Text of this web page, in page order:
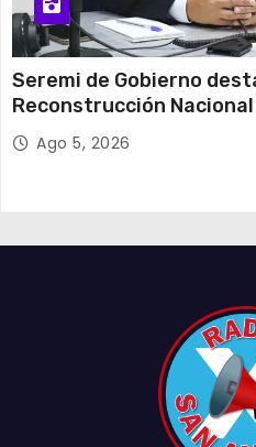
Seremi de Gobierno
Reconstrucción
y el empleo en Tarapacá
Ago 5, 2026